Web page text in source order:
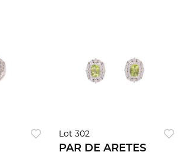
Lot 302
PAR DE ARETES